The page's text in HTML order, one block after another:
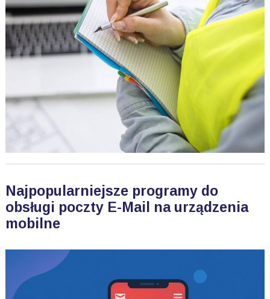
Najpopularniejsze programy do
obsługi poczty E-Mail na urządzenia
mobilne